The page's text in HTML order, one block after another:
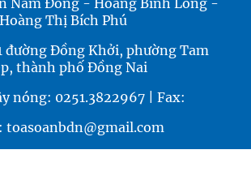
Nam Đông - Hoàng Bình Long -
Hoàng Thị Bích Phú
đường Đồng Khởi, phường Tam
thành phố Đồng Nai
nóng: 0251.3822967 | Fax:
toasoanbdn@gmail.com